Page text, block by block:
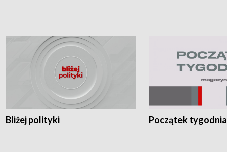
Bliżej polityki Początek tygodnia